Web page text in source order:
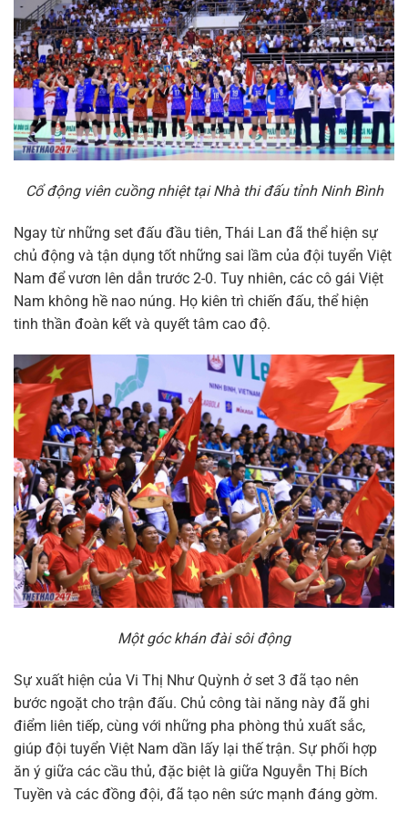
Cổ động viên cuồng nhiệt tại Nhà thi đấu tỉnh Ninh Bình
Ngay từ những set đấu đầu tiên, Thái Lan đã thể hiện sự
chủ động và tận dụng tốt những sai lầm của đội tuyển Việt
Nam để vươn lên dẫn trước 2-0. Tuy nhiên, các cô gái Việt
Nam không hề nao núng. Họ kiên trì chiến đấu, thể hiện
tinh thần đoàn kết và quyết tâm cao độ.
Một góc khán đài sôi động
Sự xuất hiện của Vi Thị Như Quỳnh ở set 3 đã tạo nên
bước ngoặt cho trận đấu. Chủ công tài năng này đã ghi
điểm liên tiếp, cùng với những pha phòng thủ xuất sắc,
giúp đội tuyển Việt Nam dần lấy lại thế trận. Sự phối hợp
ăn ý giữa các cầu thủ, đặc biệt là giữa Nguyễn Thị Bích
Tuyền và các đồng đội, đã tạo nên sức mạnh đáng gờm.